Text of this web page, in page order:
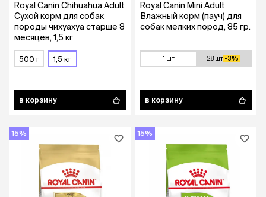
Royal Canin Chihuahua Adult
Сухой корм для собак
породы чихуахуа старше 8
месяцев, 1,5 кг
500 г 1,5 кг
в корзину
Royal Canin Mini Adult
Влажный корм (пауч) для
собак мелких пород, 85 гр.
1 шт 28 шт -3%
в корзину
15% 15%